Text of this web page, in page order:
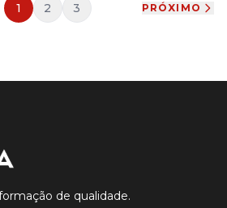
1 2 3 PRÓXIMO
de qualidade.